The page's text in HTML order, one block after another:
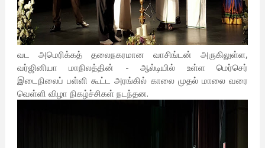
வட அமெரிக்கத் தலைநகரமான வாசிங்டன் அருகிலுள்ள,
வர்ஜினியா மாநிலத்தின் - ஆல்டியில் உள்ள மெர்செர்
இடைநிலைப் பள்ளி கூட்ட அரங்கில் காலை முதல் மாலை வரை
வெள்ளி விழா நிகழ்ச்சிகள் நடந்தன.